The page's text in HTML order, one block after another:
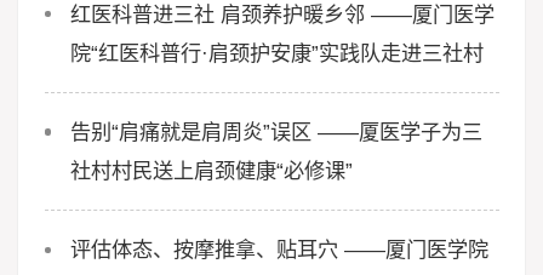
红医科普进三社 肩颈养护暖乡邻 ——厦门医学
院“红医科普行·肩颈护安康”实践队走进三社村
告别“肩痛就是肩周炎”误区 ——厦医学子为三
社村村民送上肩颈健康“必修课”
评估体态、按摩推拿、贴耳穴 ——厦门医学院